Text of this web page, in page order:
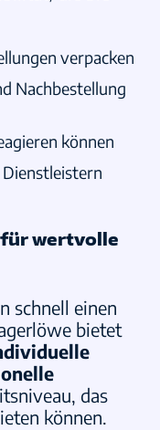
verpacken
Nachbestellung
können
wertvolle
schnell einen
bietet
das
können.